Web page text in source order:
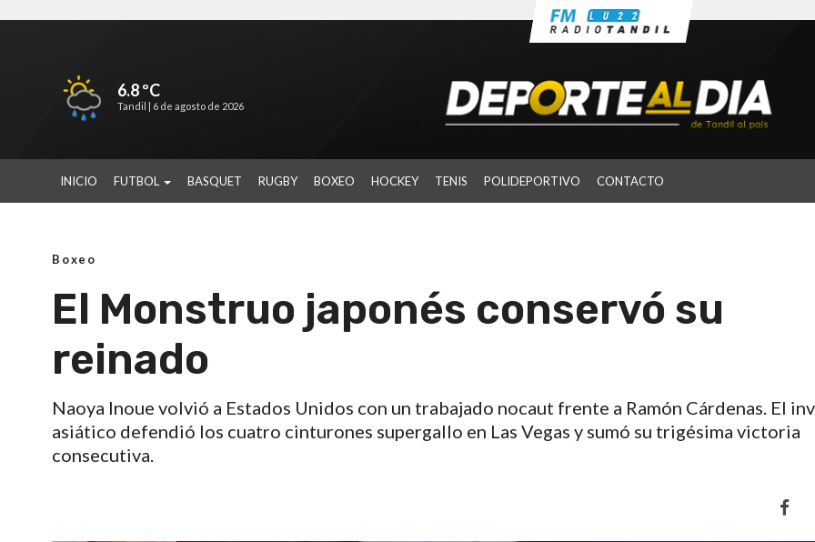
6.8 ºC
Tandil | 6 de agosto de 2026
INICIO FUTBOL BASQUET RUGBY BOXEO HOCKEY TENIS POLIDEPORTIVO CONTACTO
Boxeo
El Monstruo japonés conservó su
reinado
Naoya Inoue volvió a Estados Unidos con un trabajado nocaut frente a Ramón Cárdenas. El
asiático defendió los cuatro cinturones supergallo en Las Vegas y sumó su trigésima victoria
consecutiva.